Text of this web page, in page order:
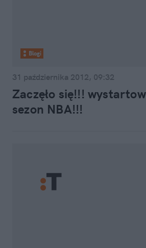
Blogi
31 października 2012, 09:32
Zaczęło się!!!
sezon NBA!!!